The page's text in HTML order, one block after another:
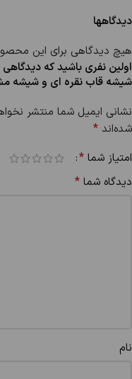
دیدگاهها
هیچ دیدگاهی برای این
اولین نفری باشید که
شیشه قاب نقره ای و شیشه
نشانی ایمیل شما منتشر
شده‌اند *
امتیاز شما *
دیدگاه شما *
نام